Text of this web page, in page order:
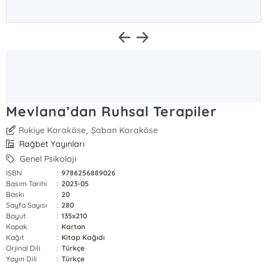
Mevlana’dan Ruhsal Terapiler
Rukiye Karaköse, Şaban Karaköse
Rağbet Yayınları
Genel Psikoloji
ISBN : 9786256889026
Basım Tarihi
: 2023-05
Baskı
: 20
Sayfa Sayısı
: 280
Boyut
: 135x210
Kapak
: Karton
Kağıt
: Kitap Kağıdı
Orjinal Dili
: Türkçe
Yayın Dili
: Türkçe